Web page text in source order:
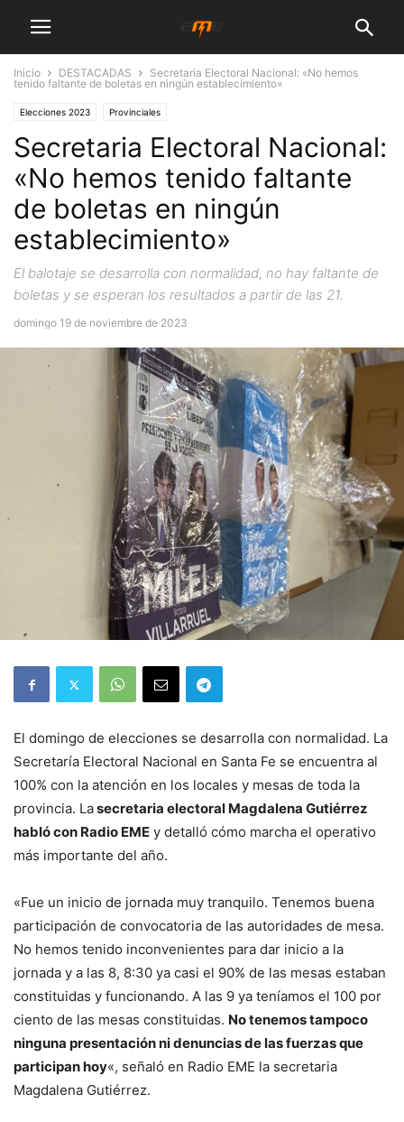
Inicio DESTACADAS
Secretaria Electoral Nacional: «No hemos
tenido faltante de boletas en ningún establecimiento»
Elecciones 2023 Provinciales
Secretaria Electoral Nacional:
«No hemos tenido faltante
de boletas en ningún
establecimiento»
El balotaje se desarrolla con normalidad, no hay faltante de
boletas y se esperan los resultados a partir de las 21.
domingo 19 de noviembre de 2023
El domingo de elecciones se desarrolla con normalidad. La
Secretaría Electoral Nacional en Santa Fe se encuentra al
100% con la atención en los locales y mesas de toda la
provincia. Lasecretaria electoral Magdalena Gutiérrez
habló con Radio EME y detalló cómo marcha el operativo
más importante del año.
«Fue un inicio de jornada muy tranquilo. Tenemos buena
participación de convocatoria de las autoridades de mesa.
No hemos tenido inconvenientes para dar inicio a la
jornada y a las 8, 8:30 ya casi el 90% de las mesas estaban
constituidas y funcionando. A las 9 ya teníamos el 100 por
ciento de las mesas constituidas. No tenemos tampoco
ninguna presentación ni denuncias de las fuerzas que
participan hoy«, señaló en Radio EME la secretaria
Magdalena Gutiérrez.